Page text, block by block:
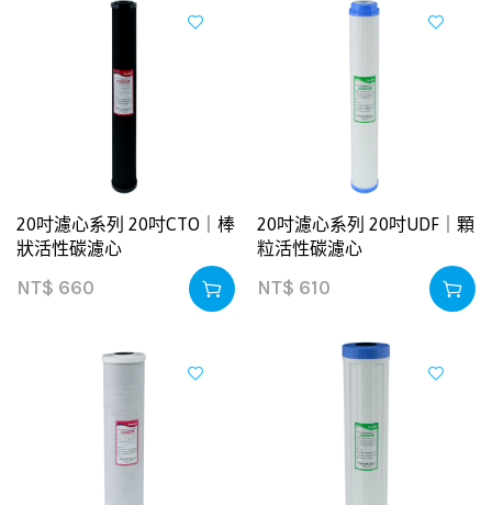
20吋濾心系列 20吋CTO｜棒
狀活性碳濾心
NT$ 660
20吋濾心系列 20吋UDF｜顆
粒活性碳濾心
NT$ 610